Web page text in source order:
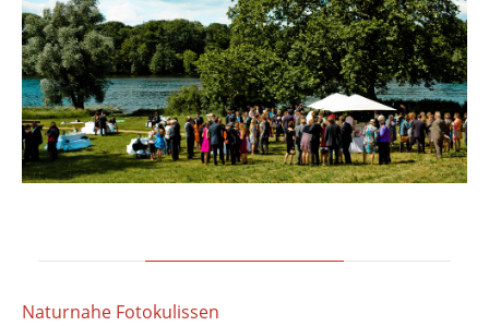
Naturnahe Fotokulissen